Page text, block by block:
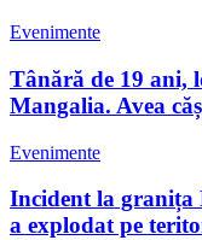
Evenimente
Tânără de 19 ani,
Mangalia. Avea
Evenimente
Incident la granița
a explodat pe